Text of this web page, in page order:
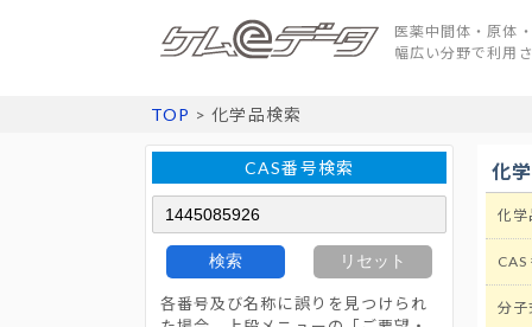
医薬中間体・原体
幅広い分野で利用
TOP > 化学品検索
CAS番号検索
検索 リセット
各番号及び名称に誤りを見つけられ
化
化学
CAS
分子